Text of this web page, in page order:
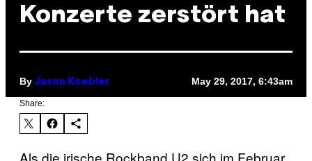
Konzerte zerstört hat
By Jason Koebler May 29, 2017, 6:43am
Share:
Als die irische Rockband U2 sich im Februar